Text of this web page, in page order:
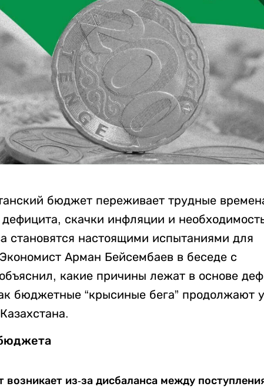
бюджет переживает трудные
скачки инфляции и
становятся настоящими испытаниями для
Арман Бейсембаев в беседе с
объяснил, какие причины лежат в основе
бюджетные “крысиные бега” продолжают
из-за дисбаланса между